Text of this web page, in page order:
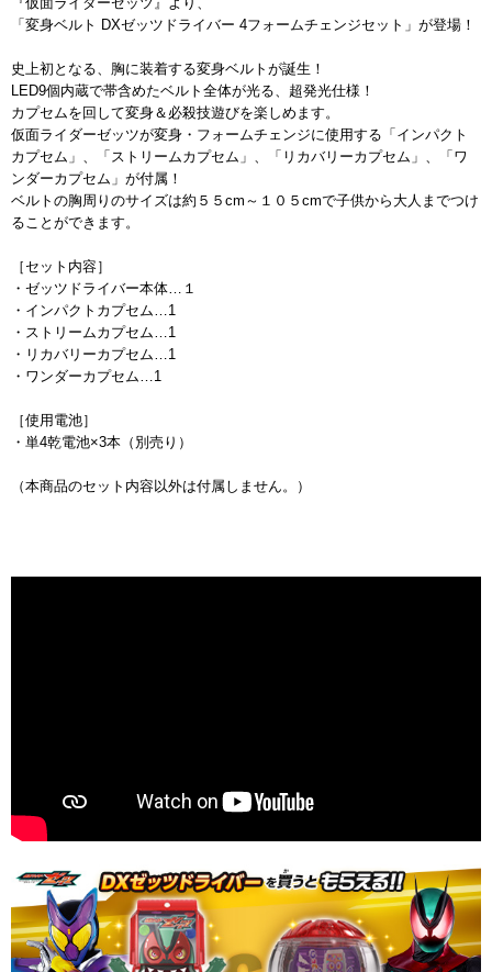
「変身ベルト DXゼッツドライバー 4フォームチェンジセット」が登場！
史上初となる、胸に装着する変身ベルトが誕生！
LED9個内蔵で帯含めたベルト全体が光る、超発光仕様！
カプセムを回して変身＆必殺技遊びを楽しめます。
仮面ライダーゼッツが変身・フォームチェンジに使用する「インパクト
カプセム」、「ストリームカプセム」、「リカバリーカプセム」、「ワ
ンダーカプセム」が付属！
ベルトの胸周りのサイズは約５５cm～１０５cmで子供から大人までつけ
ることができます。
［セット内容］
・ゼッツドライバー本体…１
・インパクトカプセム…1
・ストリームカプセム…1
・リカバリーカプセム…1
・ワンダーカプセム…1
［使用電池］
・単4乾電池×3本（別売り）
（本商品のセット内容以外は付属しません。）